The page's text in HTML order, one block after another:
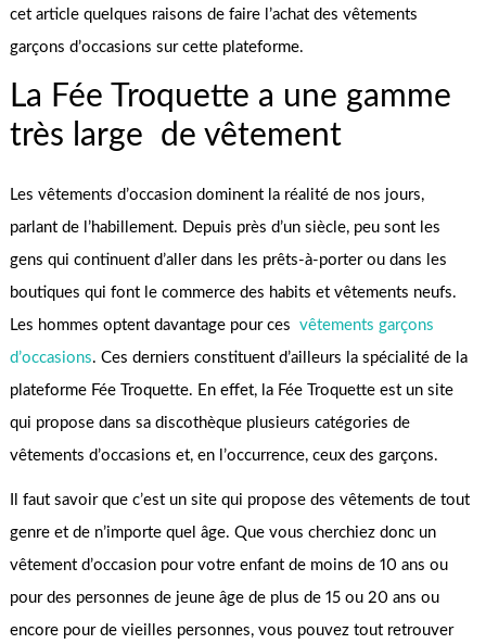
cet article quelques raisons de faire l’achat des vêtements
garçons d’occasions sur cette plateforme.
La Fée Troquette a une gamme
très large de vêtement
Les vêtements d’occasion dominent la réalité de nos jours,
parlant de l’habillement. Depuis près d’un siècle, peu sont les
gens qui continuent d’aller dans les prêts-à-porter ou dans les
boutiques qui font le commerce des habits et vêtements neufs.
Les hommes optent davantage pour cesvêtements garçons
d’occasions. Ces derniers constituent d’ailleurs la spécialité de la
plateforme Fée Troquette. En effet, la Fée Troquette est un site
qui propose dans sa discothèque plusieurs catégories de
vêtements d’occasions et, en l’occurrence, ceux des garçons.
Il faut savoir que c’est un site qui propose des vêtements de tout
genre et de n’importe quel âge. Que vous cherchiez donc un
vêtement d’occasion pour votre enfant de moins de 10 ans ou
pour des personnes de jeune âge de plus de 15 ou 20 ans ou
encore pour de vieilles personnes, vous pouvez tout retrouver